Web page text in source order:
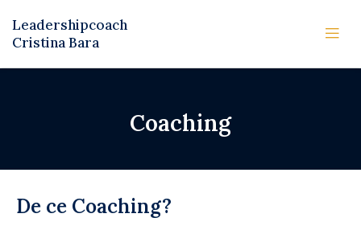
Leadershipcoach
Cristina Bara
Coaching
De ce Coaching?